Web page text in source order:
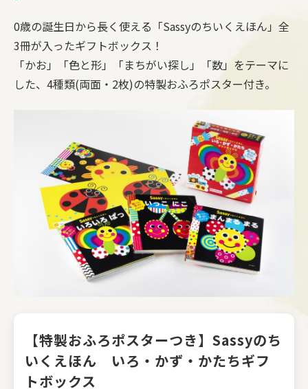
0歳の誕生日から長く使える「Sassyのちいくえほん」全
3冊が入ったギフトボックス！
「かお」「色と形」「まちがい探し」「数」をテーマに
した、4種類(両面・2枚)の特製おふろポスター付き。
【特製おふろポスターつき】Sassyのち
いくえほん いろ・かず・かたちギフ
トボックス